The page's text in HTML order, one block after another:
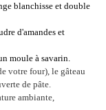
blanchisse et double
d'amandes et
moule à savarin.
votre four), le gâteau
de pâte.
ambiante,